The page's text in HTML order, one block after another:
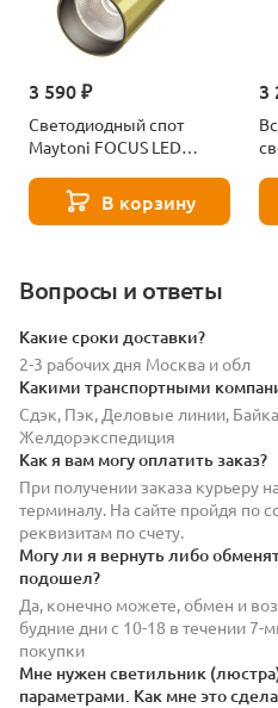
3 590 ₽
Светодиодный спот
Maytoni FOCUS LED
В корзину
3
Вопросы и ответы
Какие сроки доставки?
2-3 рабочих дня Москва и обл
Какими транспортными
Сдэк, Пэк, Деловые линии,
Желдорэкспедиция
Как я вам могу оплатить заказ?
При получении заказа курьеру
терминалу. На сайте пройдя по
реквизитам по счету.
Могу ли я вернуть либо
подошел?
Да, конечно можете, обмен и
будние дни с 10-18 в течении 7-
покупки
Мне нужен светильник
параметрами. Как мне это